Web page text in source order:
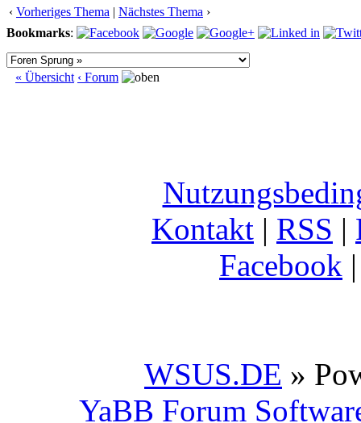
‹ Vorheriges Thema | Nächstes Thema ›
Bookmarks:
« Übersicht ‹ Forum
Kontakt | RSS |
Facebook
WSUS.DE »
YaBB Forum